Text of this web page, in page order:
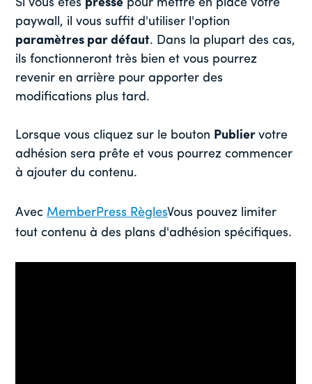
Si vous êtes pressé pour mettre en place votre
paywall, il vous suffit d'utiliser l'option
paramètres par défaut. Dans la plupart des cas,
ils fonctionneront très bien et vous pourrez
revenir en arrière pour apporter des
modifications plus tard.
Lorsque vous cliquez sur le bouton Publiervotre
adhésion sera prête et vous pourrez commencer
à ajouter du contenu.
Avec MemberPress RèglesVous pouvez limiter
tout contenu à des plans d'adhésion spécifiques.